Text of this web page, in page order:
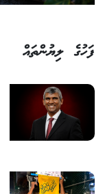
ފަހުގެ ލިޔުންތައް